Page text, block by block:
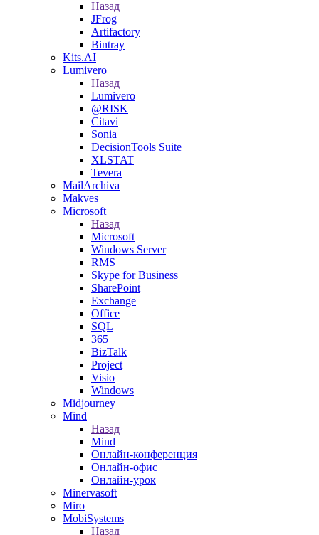
Назад
JFrog
Artifactory
Bintray
Kits.AI
Lumivero
Назад
Lumivero
@RISK
Citavi
Sonia
DecisionTools Suite
XLSTAT
Tevera
MailArchiva
Makves
Microsoft
Назад
Microsoft
Windows Server
RMS
Skype for Business
SharePoint
Exchange
Office
SQL
365
BizTalk
Project
Visio
Windows
Midjourney
Mind
Назад
Mind
Онлайн-конференция
Онлайн-офис
Онлайн-урок
Minervasoft
Miro
MobiSystems
Назад